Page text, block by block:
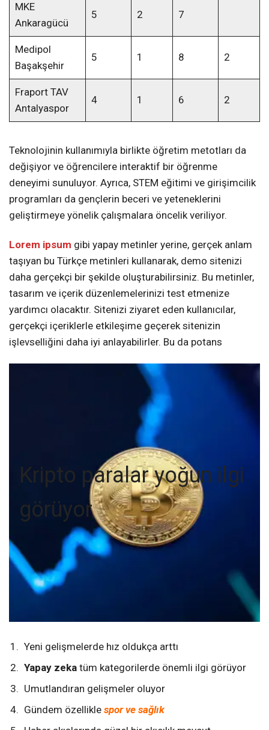
MKE
Ankaragücü
5 2 7
Medipol
Başakşehir
5 1 8 2
Fraport TAV
Antalyaspor
4 1 6 2
Teknolojinin kullanımıyla birlikte öğretim metotları da
değişiyor ve öğrencilere interaktif bir öğrenme
deneyimi sunuluyor. Ayrıca, STEM eğitimi ve girişimcilik
programları da gençlerin beceri ve yeteneklerini
geliştirmeye yönelik çalışmalara öncelik veriliyor.
Lorem ipsum gibi yapay metinler yerine, gerçek anlam
taşıyan bu Türkçe metinleri kullanarak, demo sitenizi
daha gerçekçi bir şekilde oluşturabilirsiniz. Bu metinler,
tasarım ve içerik düzenlemelerinizi test etmenize
yardımcı olacaktır. Sitenizi ziyaret eden kullanıcılar,
gerçekçi içeriklerle etkileşime geçerek sitenizin
işlevselliğini daha iyi anlayabilirler. Bu da potans
Kripto paralar yoğun ilgi
görüyor
Yeni gelişmelerde hız oldukça arttı
Yapay zeka tüm kategorilerde önemli ilgi görüyor
Umutlandıran gelişmeler oluyor
Gündem özellikle spor ve sağlık